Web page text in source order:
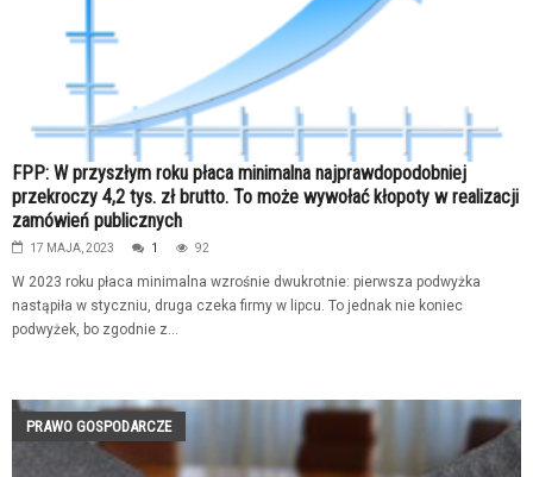
FPP: W przyszłym roku płaca minimalna najprawdopodobniej
przekroczy 4,2 tys. zł brutto. To może wywołać kłopoty w realizacji
zamówień publicznych
17 MAJA, 2023 1 92
W 2023 roku płaca minimalna wzrośnie dwukrotnie: pierwsza podwyżka
nastąpiła w styczniu, druga czeka firmy w lipcu. To jednak nie koniec
podwyżek, bo zgodnie z...
PRAWO GOSPODARCZE